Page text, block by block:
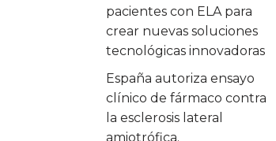
pacientes con ELA para
crear nuevas soluciones
tecnológicas innovadoras
España autoriza ensayo
clínico de fármaco contra
la esclerosis lateral
amiotrófica.